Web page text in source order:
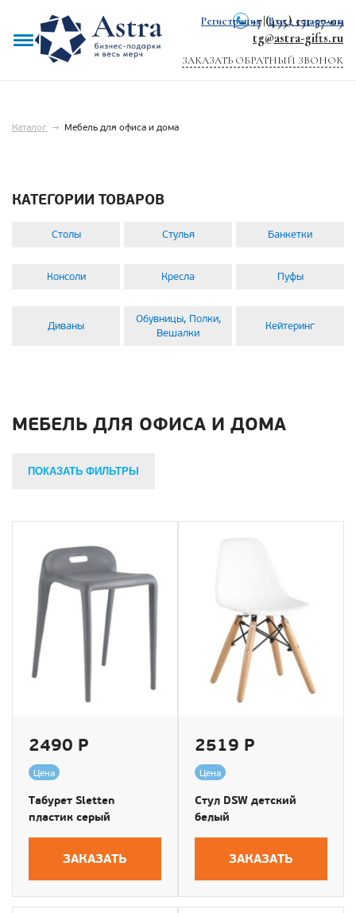
+7 (495) 151-57-09
tg@astra-gifts.ru
ЗАКАЗАТЬ ОБРАТНЫЙ ЗВОНОК
Регистрация Вход с паролем
Каталог → Мебель для офиса и дома
КАТЕГОРИИ ТОВАРОВ
Столы Стулья Банкетки
Консоли Кресла Пуфы
Диваны
Обувницы, Полки,
Вешалки
Кейтеринг
МЕБЕЛЬ ДЛЯ ОФИСА И ДОМА
ПОКАЗАТЬ ФИЛЬТРЫ
2490 Р
Цена
Табурет Sletten
пластик серый
ЗАКАЗАТЬ
2519 Р
Цена
Стул DSW детский
белый
ЗАКАЗАТЬ